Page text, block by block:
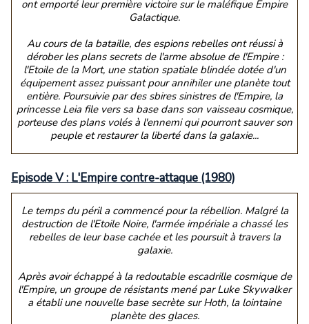
ont emporté leur première victoire sur le maléfique Empire
Galactique.
Au cours de la bataille, des espions rebelles ont réussi à
dérober les plans secrets de l'arme absolue de l'Empire :
l'Etoile de la Mort, une station spatiale blindée dotée d'un
équipement assez puissant pour annihiler une planète tout
entière. Poursuivie par des sbires sinistres de l'Empire, la
princesse Leia file vers sa base dans son vaisseau cosmique,
porteuse des plans volés à l'ennemi qui pourront sauver son
peuple et restaurer la liberté dans la galaxie...
Episode V : L'Empire contre-attaque (1980)
Le temps du péril a commencé pour la rébellion. Malgré la
destruction de l'Etoile Noire, l'armée impériale a chassé les
rebelles de leur base cachée et les poursuit à travers la
galaxie.
Après avoir échappé à la redoutable escadrille cosmique de
l'Empire, un groupe de résistants mené par Luke Skywalker
a établi une nouvelle base secrète sur Hoth, la lointaine
planète des glaces.